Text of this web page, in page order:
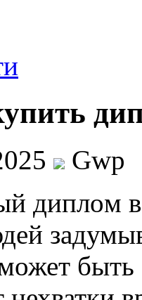
Gwp
диплoм
быть